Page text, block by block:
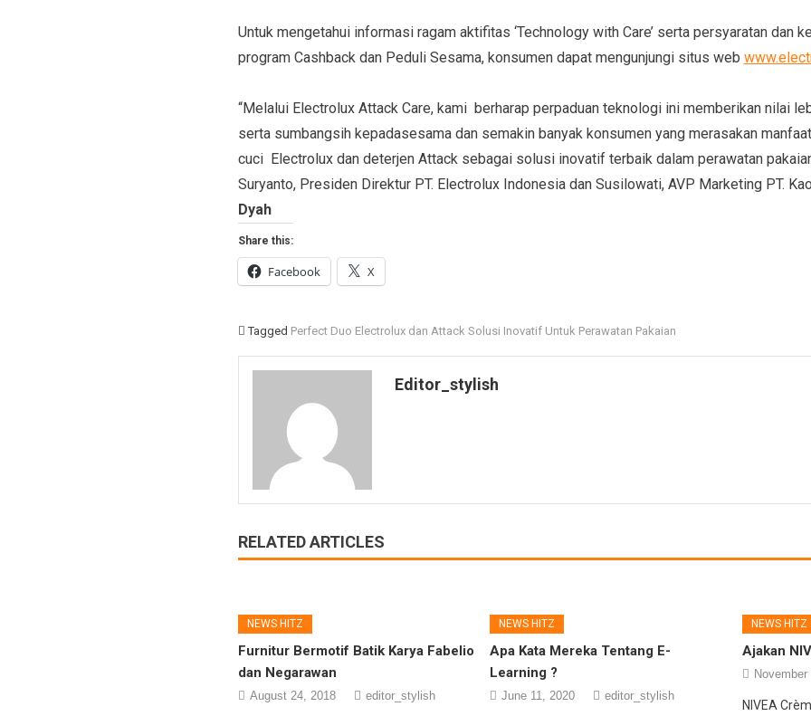
Untuk mengetahui informasi ragam aktifitas ‘Technology with Care’ serta persyaratan dan
program Cashback dan Peduli Sesama, konsumen dapat mengunjungi situs web
“Melalui Electrolux Attack Care, kami berharap perpaduan teknologi ini memberikan nilai
serta sumbangsih kepadasesama dan semakin banyak konsumen yang merasakan
cuci Electrolux dan deterjen Attack sebagai solusi inovatif terbaik dalam perawatan
Suryanto, Presiden Direktur PT. Electrolux Indonesia dan Susilowati, AVP Marketing PT.
Dyah
Share this:
Facebook X
Tagged Perfect Duo Electrolux dan Attack Solusi Inovatif Untuk Perawatan Pakaian
Editor_stylish
RELATED ARTICLES
NEWS HITZ
Furnitur Bermotif Batik Karya Fabelio
dan Negarawan
August 24, 2018 editor_stylish
NEWS HITZ
Apa Kata Mereka Tentang E-
Learning ?
June 11, 2020 editor_stylish
NEWS HITZ
Ajakan
NIVEA